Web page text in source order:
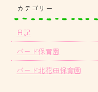
カテゴリー
日記
バード保育園
バード北花田保育園